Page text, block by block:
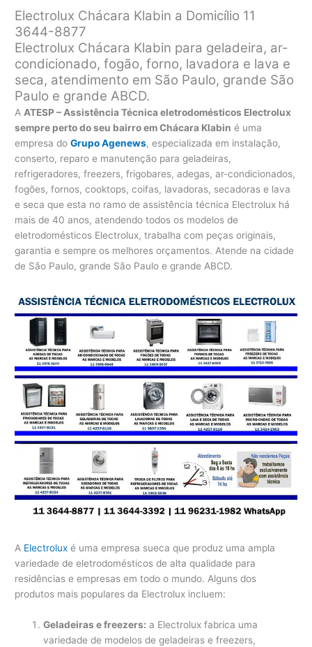
Electrolux Chácara Klabin a Domicílio 11
3644-8877
Electrolux Chácara Klabin para geladeira, ar-
condicionado, fogão, forno, lavadora e lava e
seca, atendimento em São Paulo, grande São
Paulo e grande ABCD.
A ATESP – Assistência Técnica eletrodomésticos Electrolux
sempre perto do seu bairro em Chácara Klabin é uma
empresa doGrupo Agenews, especializada em instalação,
conserto, reparo e manutenção para geladeiras,
refrigeradores, freezers, frigobares, adegas, ar-condicionados,
fogões, fornos, cooktops, coifas, lavadoras, secadoras e lava
e seca que esta no ramo de assistência técnica Electrolux há
mais de 40 anos, atendendo todos os modelos de
eletrodomésticos Electrolux, trabalha com peças originais,
garantia e sempre os melhores orçamentos. Atende na cidade
de São Paulo, grande São Paulo e grande ABCD.
A Electrolux é uma empresa sueca que produz uma ampla
variedade de eletrodomésticos de alta qualidade para
residências e empresas em todo o mundo. Alguns dos
produtos mais populares da Electrolux incluem:
Geladeiras e freezers: a Electrolux fabrica uma
variedade de modelos de geladeiras e freezers,